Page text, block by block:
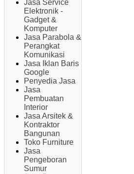
Jasa Service
Elektronik -
Gadget &
Komputer
Jasa Parabola &
Perangkat
Komunikasi
Jasa Iklan Baris
Google
Penyedia Jasa
Jasa
Pembuatan
Interior
Jasa Arsitek &
Kontraktor
Bangunan
Toko Furniture
Jasa
Pengeboran
Sumur